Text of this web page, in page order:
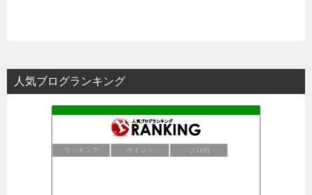
人気ブログランキング
ランキング ポイント ブロ画